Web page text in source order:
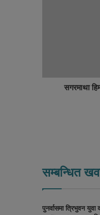
सगरमाथा
सम्बन्धित
पुनर्वासमा त्रिभुवन